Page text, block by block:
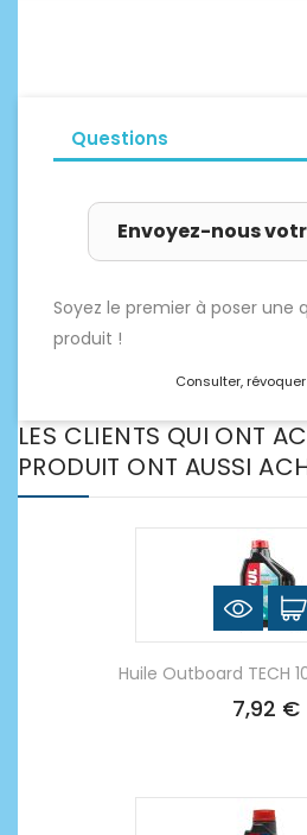
Questions
Envoyez-nous
Soyez le premier à poser une
produit !
Consulter,
LES CLIENTS QUI ONT
PRODUIT ONT AUSSI
Huile Outboard TECH
7,92 €